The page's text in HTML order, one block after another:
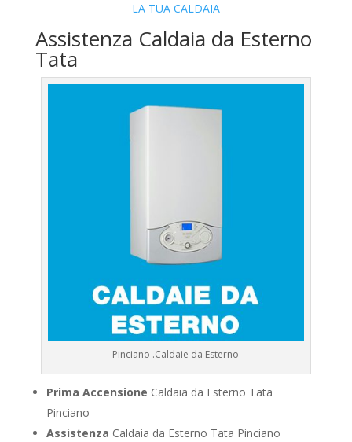
LA TUA CALDAIA
Assistenza Caldaia da Esterno
Tata
Pinciano .Caldaie da Esterno
Prima Accensione Caldaia da Esterno Tata
Pinciano
Assistenza Caldaia da Esterno Tata Pinciano